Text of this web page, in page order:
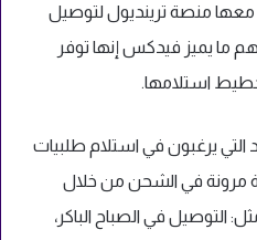
معها منصة ترينديول لتوصيل
ما يميز فيدكس إنها توفر
استلامها.
التي يرغبون في استلام طلبيات
مرونة في الشحن من خلال
التوصيل في الصباح الباكر،